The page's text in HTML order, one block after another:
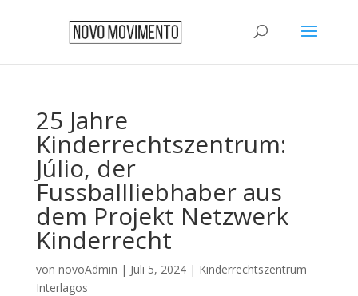
25 Jahre
Kinderrechtszentrum:
Júlio, der
Fussballliebhaber aus
dem Projekt Netzwerk
Kinderrecht
von novoAdmin | Juli 5, 2024| Kinderrechtszentrum
Interlagos